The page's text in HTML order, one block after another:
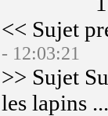
<< Sujet
- 12:03:21
>> Sujet
les lapins